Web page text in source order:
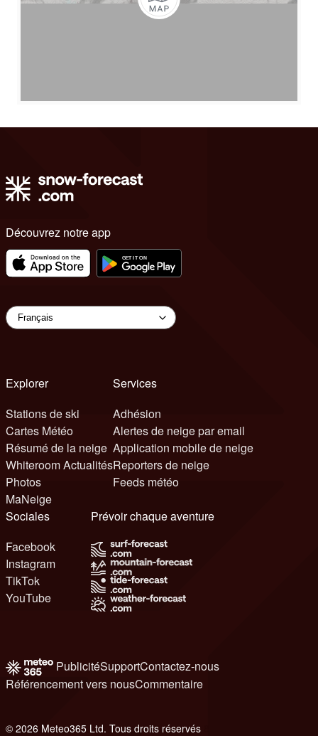
Découvrez notre app
Explorer
Stations de ski
Cartes Météo
Résumé de la neige
Whiteroom Actualités
Photos
MaNeige
Services
Adhésion
Alertes de neige par email
Application mobile de neige
Reporters de neige
Feeds météo
Sociales
Facebook
Instagram
TikTok
YouTube
Prévoir chaque aventure
PublicitéSupportContactez-nous
Référencement vers nousCommentaire
© 2026 Meteo365 Ltd. Tous droits réservés